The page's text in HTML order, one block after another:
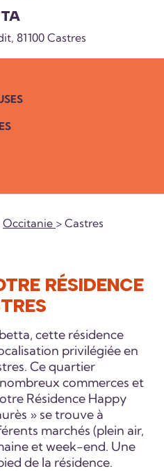
81100 Castres
Occitanie > Castres
RÉSIDENCE
cette résidence
privilégiée en
Ce quartier
commerces et
Résidence Happy
» se trouve à
marchés (plein air,
et week-end. Une
de la résidence.